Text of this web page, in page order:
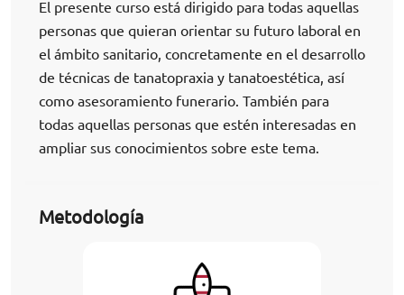
El presente curso está dirigido para todas aquellas
personas que quieran orientar su futuro laboral en
el ámbito sanitario, concretamente en el desarrollo
de técnicas de tanatopraxia y tanatoestética, así
como asesoramiento funerario. También para
todas aquellas personas que estén interesadas en
ampliar sus conocimientos sobre este tema.
Metodología